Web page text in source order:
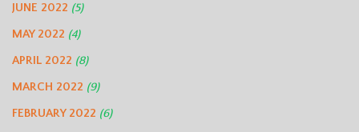
JUNE 2022 (5)
MAY 2022 (4)
APRIL 2022 (8)
MARCH 2022 (9)
FEBRUARY 2022 (6)